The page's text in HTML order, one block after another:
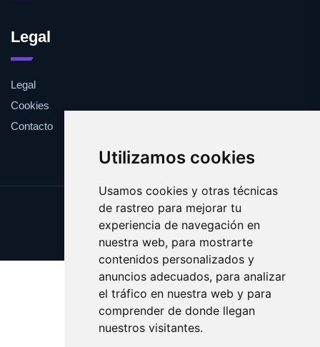
Utilizamos cookies
Usamos cookies y otras técnicas
de rastreo para mejorar tu
experiencia de navegación en
nuestra web, para mostrarte
contenidos personalizados y
anuncios adecuados, para analizar
el tráfico en nuestra web y para
comprender de donde llegan
nuestros visitantes.
Legal
Legal
Cookies
Contacto
Update cookies preferences
Copyright © 2025 viki.es